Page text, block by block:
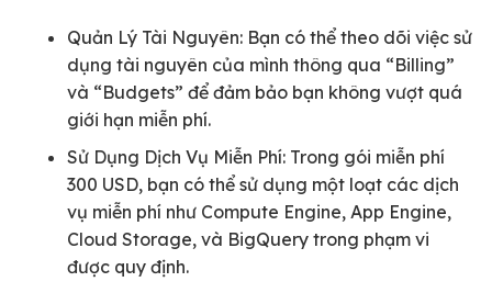
Quản Lý Tài Nguyên: Bạn có thể theo dõi việc sử
dụng tài nguyên của mình thông qua “Billing”
và “Budgets” để đảm bảo bạn không vượt quá
giới hạn miễn phí.
Sử Dụng Dịch Vụ Miễn Phí: Trong gói miễn phí
300 USD, bạn có thể sử dụng một loạt các dịch
vụ miễn phí như Compute Engine, App Engine,
Cloud Storage, và BigQuery trong phạm vi
được quy định.